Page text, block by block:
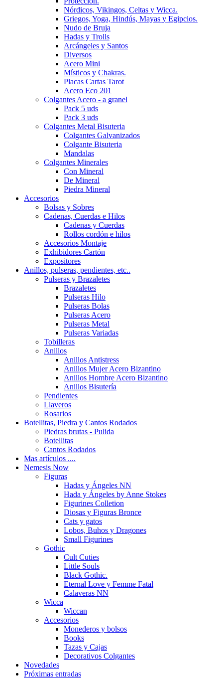
Nórdicos, Vikingos, Celtas y Wicca.
Griegos, Yoga, Hindús, Mayas y Egipcios.
Nudo de Bruja
Hadas y Trolls
Arcángeles y Santos
Diversos
Acero Mini
Místicos y Chakras.
Placas Cartas Tarot
Acero Eco 201
Colgantes Acero - a granel
Pack 5 uds
Pack 3 uds
Colgantes Metal Bisuteria
Colgantes Galvanizados
Colgante Bisuteria
Mandalas
Colgantes Minerales
Con Mineral
De Mineral
Piedra Mineral
Accesorios
Bolsas y Sobres
Cadenas, Cuerdas e Hilos
Cadenas y Cuerdas
Rollos cordón e hilos
Accesorios Montaje
Exhibidores Cartón
Expositores
Anillos, pulseras, pendientes, etc..
Pulseras y Brazaletes
Brazaletes
Pulseras Hilo
Pulseras Bolas
Pulseras Acero
Pulseras Metal
Pulseras Variadas
Tobilleras
Anillos
Anillos Antistress
Anillos Mujer Acero Bizantino
Anillos Hombre Acero Bizantino
Anillos Bisutería
Pendientes
Llaveros
Rosarios
Botellitas, Piedra y Cantos Rodados
Piedras brutas - Pulida
Botellitas
Cantos Rodados
Mas artículos ....
Nemesis Now
Figuras
Hadas y Ángeles NN
Hada y Ángeles by Anne Stokes
Figurines Colletion
Diosas y Figuras Bronce
Cats y gatos
Lobos, Buhos y Dragones
Small Figurines
Gothic
Cult Cuties
Little Souls
Black Gothic.
Eternal Love y Femme Fatal
Calaveras NN
Wicca
Wiccan
Accesorios
Monederos y bolsos
Books
Tazas y Cajas
Decorativos Colgantes
Novedades
Próximas entradas